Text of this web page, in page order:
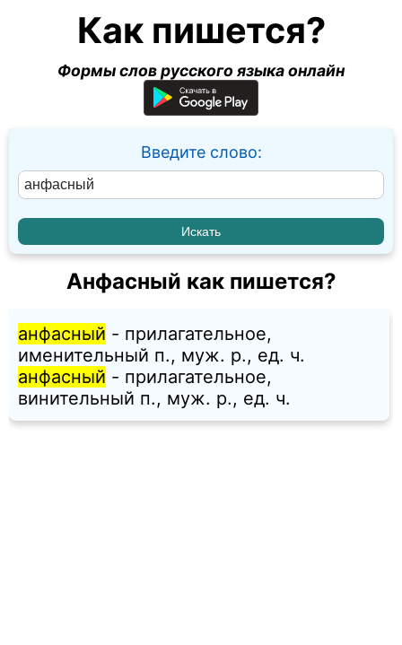
Как пишется?
Формы слов русского языка онлайн
Введите слово:
Анфасный как пишется?
анфасный - прилагательное,
именительный п., муж. p., ед. ч.
анфасный - прилагательное,
винительный п., муж. p., ед. ч.